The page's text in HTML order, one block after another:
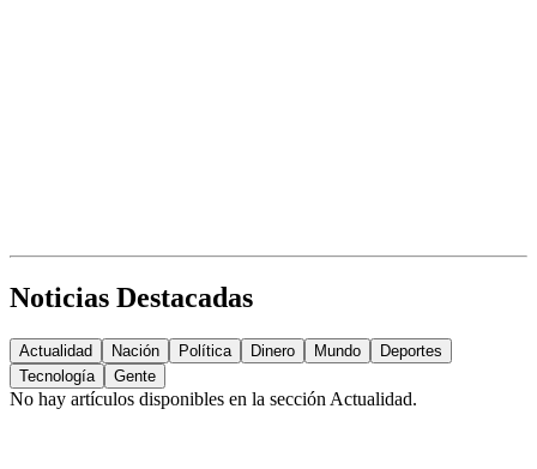
Noticias Destacadas
Actualidad Nación Política Dinero Mundo
Deportes
Tecnología
Gente
No hay artículos disponibles en la sección Actualidad.